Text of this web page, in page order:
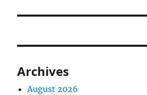
Archives
August 2026